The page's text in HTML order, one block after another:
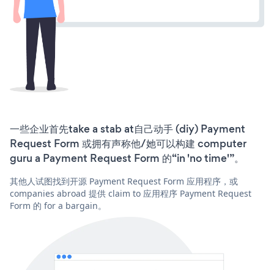
一些企业首先take a stab at自己动手 (diy) Payment
Request Form 或拥有声称他/她可以构建 computer
guru a Payment Request Form 的“in 'no time'”。
其他人试图找到开源 Payment Request Form 应用程序，或
companies abroad 提供 claim to 应用程序 Payment Request
Form 的 for a bargain。